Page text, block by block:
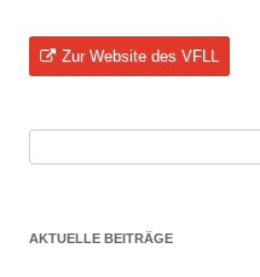
Zur Website des VFLL
nach:
AKTUELLE BEITRÄGE